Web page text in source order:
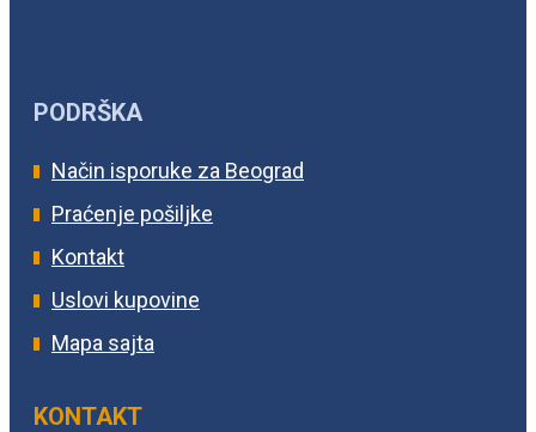
PODRŠKA
Način isporuke za Beograd
Praćenje pošiljke
Kontakt
Uslovi kupovine
Mapa sajta
KONTAKT